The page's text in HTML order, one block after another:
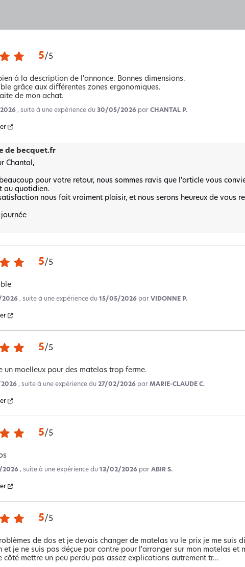
5/5
à la description de l'annonce. Bonnes dimensions.
grâce aux différentes zones ergonomiques.
de mon achat.
, suite à une expérience du30/05/2026 parCHANTAL P.
de becquet.fr
Chantal,
pour votre retour, nous sommes ravis que l'article vous
au quotidien.
nous fait vraiment plaisir, et nous serons heureux de vous
journée
5/5
, suite à une expérience du15/05/2026 parVIDONNE P.
5/5
un moelleux pour des matelas trop ferme.
, suite à une expérience du27/02/2026 parMARIE-CLAUDE C.
5/5
, suite à une expérience du13/02/2026 parABIR S.
5/5
de dos et je devais changer de matelas vu le prix je me suis
et je ne suis pas déçue par contre pour l'arranger sur mon matelas et
côté mettre un peu perdu pas assez explications autrement tr...